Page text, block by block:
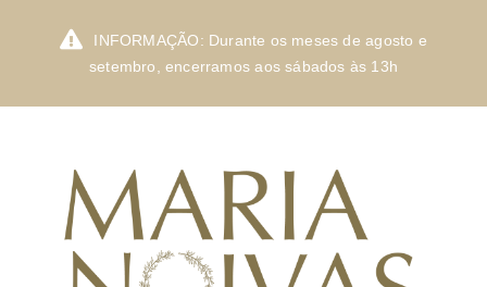
INFORMAÇÃO: Durante os meses de agosto e
setembro, encerramos aos sábados às 13h